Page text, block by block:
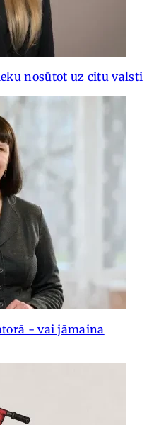
nosūtot uz citu valsti
- vai jāmaina